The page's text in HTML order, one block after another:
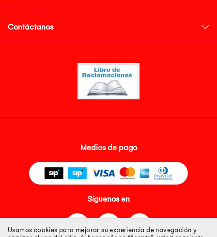
Contáctanos
Medios de pago
Síguenos en
Usamos cookies para mejorar su experiencia de navegación y